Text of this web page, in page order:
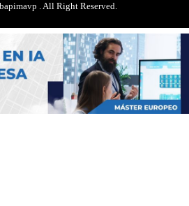
. All Right Reserved.